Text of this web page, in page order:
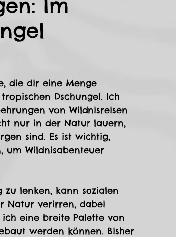
Im
die dir eine Menge
Dschungel. Ich
von Wildnisreisen
nur in der Natur lauern,
sind. Es ist wichtig,
um Wildnisabenteuer
zu lenken, kann sozialen
Natur verirren, dabei
eine breite Palette von
werden können. Bisher